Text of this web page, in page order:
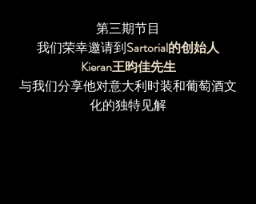
第三期节目
我们荣幸邀请到Sartorial的创始人
Kieran王昀佳先生
与我们分享他对意大利时装和葡萄酒文
化的独特见解